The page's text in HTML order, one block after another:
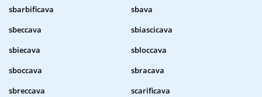
sbarbificava
sbava
sbeccava
sbiascicava
sbiecava
sbloccava
sboccava
sbracava
sbreccava
scarificava